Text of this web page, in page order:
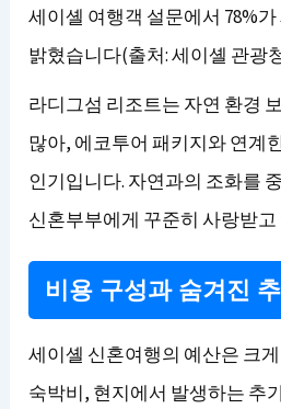
세이셸 여행객 설문에서 78%
밝혔습니다(출처: 세이셸 관광
라디그섬 리조트는 자연 환경
많아, 에코투어 패키지와 연계
인기입니다. 자연과의 조화를
신혼부부에게 꾸준히 사랑받고
비용 구성과 숨겨진
세이셸 신혼여행의 예산은 크
숙박비, 현지에서 발생하는 추